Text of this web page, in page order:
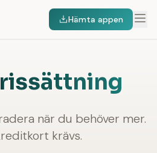
Hämta appen
när du behöver mer.
krävs.